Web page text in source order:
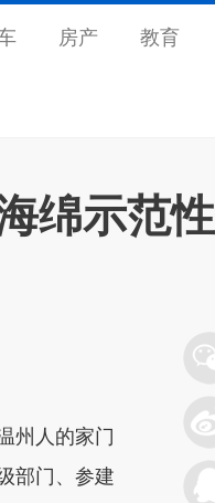
房产 教育
绵示范性
州人的家门
部门、参建